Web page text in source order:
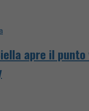
apre il